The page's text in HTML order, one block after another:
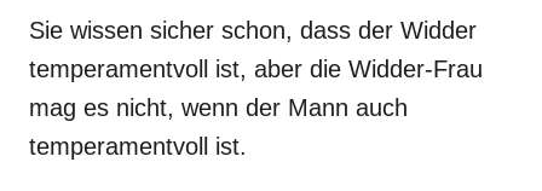
Sie wissen sicher schon, dass der Widder
temperamentvoll ist, aber die Widder-Frau
mag es nicht, wenn der Mann auch
temperamentvoll ist.